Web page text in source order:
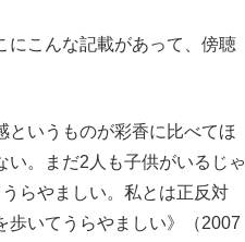
こんな記載があって、傍聴
というものが彩香に比べてほ
い。まだ2人も子供がいるじゃ
らやましい。私とは正反対
歩いてうらやましい》（2007